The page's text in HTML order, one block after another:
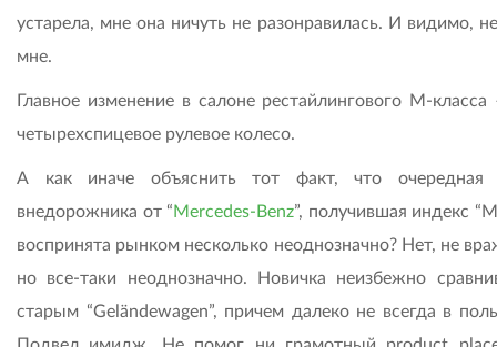
устарела, мне она ничуть не разонравилась. И видимо,
мне.
Главное изменение в салоне рестайлингового М-класса
четырехспицевое рулевое колесо.
А как иначе объяснить тот факт, что очередная
внедорожника от “Mercedes-Benz”, получившая индекс
воспринята рынком несколько неоднозначно? Нет, не
но все-таки неоднозначно. Новичка неизбежно
старым “Geländewagen”, причем далеко не всегда в